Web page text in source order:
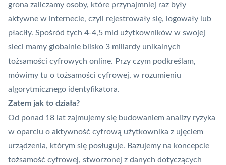
grona zaliczamy osoby, które przynajmniej raz były
aktywne w internecie, czyli rejestrowały się, logowały lub
płaciły. Spośród tych 4-4,5 mld użytkowników w swojej
sieci mamy globalnie blisko 3 miliardy unikalnych
tożsamości cyfrowych online. Przy czym podkreślam,
mówimy tu o tożsamości cyfrowej, w rozumieniu
algorytmicznego identyfikatora.
Zatem jak to działa?
Od ponad 18 lat zajmujemy się budowaniem analizy ryzyka
w oparciu o aktywność cyfrową użytkownika z ujęciem
urządzenia, którym się posługuje. Bazujemy na koncepcie
tożsamość cyfrowej, stworzonej z danych dotyczących